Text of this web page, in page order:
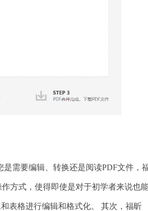
需要编辑、转换还是阅读PDF文件，
方式，使得即使是对于初学者来说也
表格进行编辑和格式化。 其次，福昕